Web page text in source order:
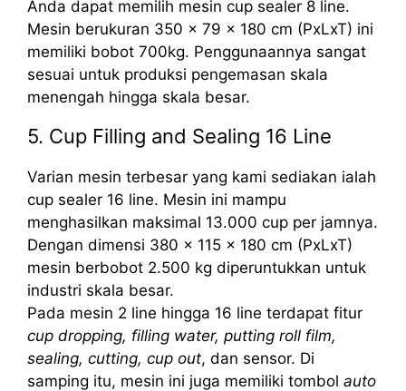
Anda dapat memilih mesin cup sealer 8 line.
Mesin berukuran 350 x 79 x 180 cm (PxLxT) ini
memiliki bobot 700kg. Penggunaannya sangat
sesuai untuk produksi pengemasan skala
menengah hingga skala besar.
5. Cup Filling and Sealing 16 Line
Varian mesin terbesar yang kami sediakan ialah
cup sealer 16 line. Mesin ini mampu
menghasilkan maksimal 13.000 cup per jamnya.
Dengan dimensi 380 x 115 x 180 cm (PxLxT)
mesin berbobot 2.500 kg diperuntukkan untuk
industri skala besar.
Pada mesin 2 line hingga 16 line terdapat fitur
cup dropping, filling water, putting roll film,
sealing, cutting, cup out, dan sensor. Di
samping itu, mesin ini juga memiliki tombol auto